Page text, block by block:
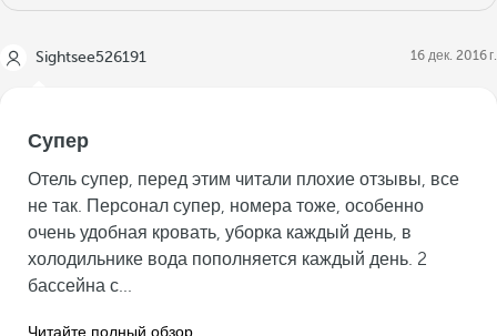
Sightsee526191 16 дек. 2016 г.
Супер
Отель супер, перед этим читали плохие отзывы, все
не так. Персонал супер, номера тоже, особенно
очень удобная кровать, уборка каждый день, в
холодильнике вода пополняется каждый день. 2
бассейна с...
Читайте полный обзор